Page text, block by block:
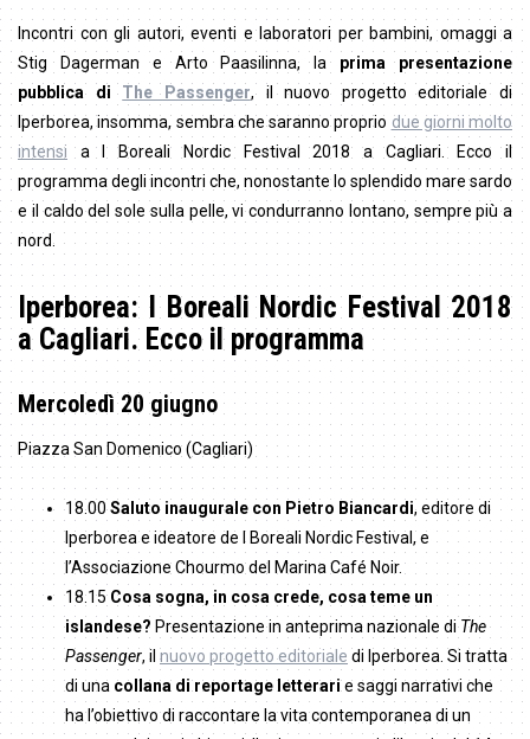
Incontri con gli autori, eventi e laboratori per bambini, omaggi a
Stig Dagerman e Arto Paasilinna, la prima presentazione
pubblica di The Passenger, il nuovo progetto editoriale di
Iperborea, insomma, sembra che saranno proprio due giorni molto
intensi a I Boreali Nordic Festival 2018 a Cagliari. Ecco il
programma degli incontri che, nonostante lo splendido mare sardo
e il caldo del sole sulla pelle, vi condurranno lontano, sempre più a
nord.
Iperborea: I Boreali Nordic Festival 2018
a Cagliari. Ecco il programma
Mercoledì 20 giugno
Piazza San Domenico (Cagliari)
18.00Saluto inaugurale con Pietro Biancardi, editore di
Iperborea e ideatore de I Boreali Nordic Festival, e
l’Associazione Chourmo del Marina Café Noir.
18.15Cosa sogna, in cosa crede, cosa teme un
islandese? Presentazione in anteprima nazionale diThe
Passenger, il nuovo progetto editoriale di Iperborea. Si tratta
di una collana di reportage letterarie saggi narrativi che
ha l’obiettivo di raccontare la vita contemporanea di un